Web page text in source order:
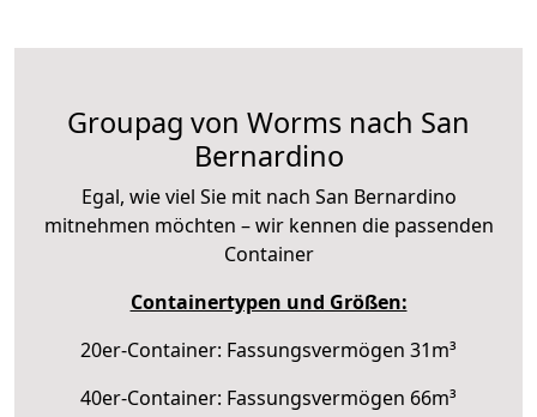
Groupag von Worms nach San
Bernardino
Egal, wie viel Sie mit nach San Bernardino
mitnehmen möchten – wir kennen die passenden
Container
Containertypen und Größen:
20er-Container: Fassungsvermögen 31m³
40er-Container: Fassungsvermögen 66m³